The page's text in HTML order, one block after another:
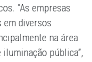
"As empresas
em diversos
na área
pública”,